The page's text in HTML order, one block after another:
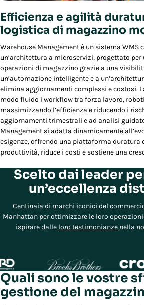
Efficienza e agilità
logistica di magazzino
Warehouse Management è un sistema WMS
un’architettura a microservizi, progettato
operazioni di magazzino grazie a una
un’automazione intelligente e a
elimina aggiornamenti complessi e costosi.
modo fluido i workflow tra forza lavoro,
massimizzando l’efficienza e riducendo i
aggiornamenti trimestrali e ad analisi
Management si adatta dinamicamente
esigenze, offrendo una piattaforma duratura
produttività, riduce i costi e sostiene una
Scelto dai leader
un’eccellenza
Centinaia di marchi iconici del
Manhattan per ottimizzare le loro
ispirare dalle loro testimonianze nella
Quali sono le vostre
gestione del